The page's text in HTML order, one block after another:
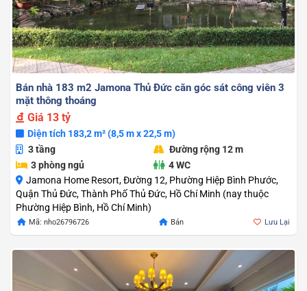
Bán nhà 183 m2 Jamona Thủ Đức căn góc sát công viên 3
mặt thông thoáng
Giá 13 tỷ
Diện tích 183,2 m² (8,5 m x 22,5 m)
3 tầng
Đường rộng 12 m
3 phòng ngủ
4 WC
Jamona Home Resort, Đường 12, Phường Hiệp Bình Phước,
Quận Thủ Đức, Thành Phố Thủ Đức, Hồ Chí Minh (nay thuộc
Phường Hiệp Bình, Hồ Chí Minh)
Mã: nho26796726 Bán Lưu Lại